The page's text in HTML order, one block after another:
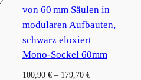
Mono-Sockel 60mm
100,90 €– 179,70 €